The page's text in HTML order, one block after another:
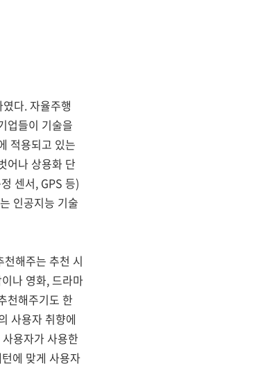
다. 자율주행
업들이 기술을
적용되고 있는
어나 상용화 단
센서, GPS 등)
인공지능 기술
해주는 추천 시
나 영화, 드라마
천해주기도 한
사용자 취향에
용자가 사용한
에 맞게 사용자